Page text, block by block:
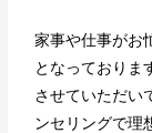
家事や仕事がお
となっておりま
させていただい
ンセリングで理